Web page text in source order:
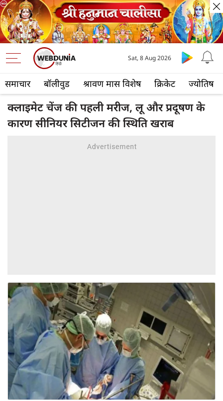
समाचार बॉलीवुड श्रावण मास विशेष क्रिकेट ज्योतिष
Sat, 8 Aug 2026
क्लाइमेट चेंज की पहली मरीज, लू और प्रदूषण के
कारण सीनियर सिटीजन की स्थिति खराब